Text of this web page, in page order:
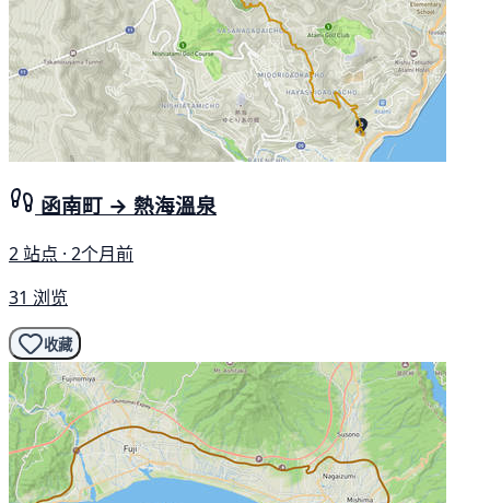
函南町 → 熱海溫泉
2 站点 · 2个月前
31 浏览
收藏